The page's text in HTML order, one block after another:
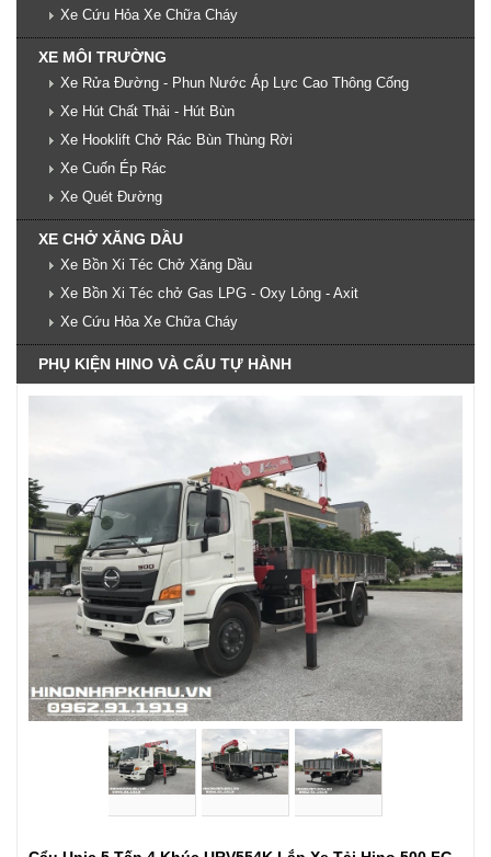
Xe Cứu Hỏa Xe Chữa Cháy
XE MÔI TRƯỜNG
Xe Rửa Đường - Phun Nước Áp Lực Cao Thông Cống
Xe Hút Chất Thải - Hút Bùn
Xe Hooklift Chở Rác Bùn Thùng Rời
Xe Cuốn Ép Rác
Xe Quét Đường
XE CHỞ XĂNG DẦU
Xe Bồn Xi Téc Chở Xăng Dầu
Xe Bồn Xi Téc chở Gas LPG - Oxy Lỏng - Axit
Xe Cứu Hỏa Xe Chữa Cháy
PHỤ KIỆN HINO VÀ CẨU TỰ HÀNH